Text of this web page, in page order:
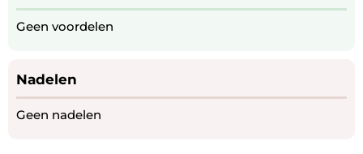
Geen voordelen
Nadelen
Geen nadelen